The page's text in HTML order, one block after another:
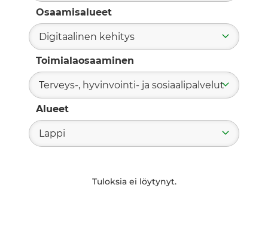
Osaamisalueet
Digitaalinen kehitys
Toimialaosaaminen
Terveys-, hyvinvointi- ja sosiaalipalvelut
Alueet
Lappi
Tuloksia ei löytynyt.